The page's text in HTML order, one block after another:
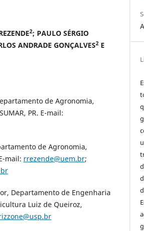
2; PAULO SÉRGIO
ANDRADE GONÇALVES2 E
de Agronomia,
PR. E-mail:
de Agronomia,
mail: rrezende@uem.br;
Departamento de Engenharia
Luiz de Queiroz,